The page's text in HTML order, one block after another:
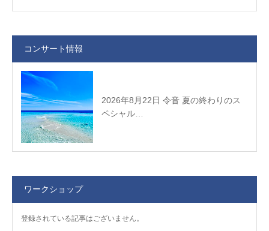
コンサート情報
2026年8月22日 令音 夏の終わりのス
ペシャル…
ワークショップ
登録されている記事はございません。